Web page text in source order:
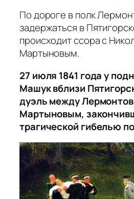
По дороге в полк
задержаться в
происходит ссора с
Мартыновым.
27 июля 1841 годау
Машук вблизи
дуэль между
Мартыновым,
трагической гибелью